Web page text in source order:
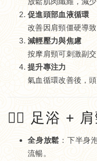
促進頭部血液循環
改善因肩頸僵硬導
減輕壓力與焦慮
按摩肩頸可刺激副
提升專注力
氣血循環改善後，
🧘‍♀️ 足浴 +
全身放鬆 ：下半身
流暢。